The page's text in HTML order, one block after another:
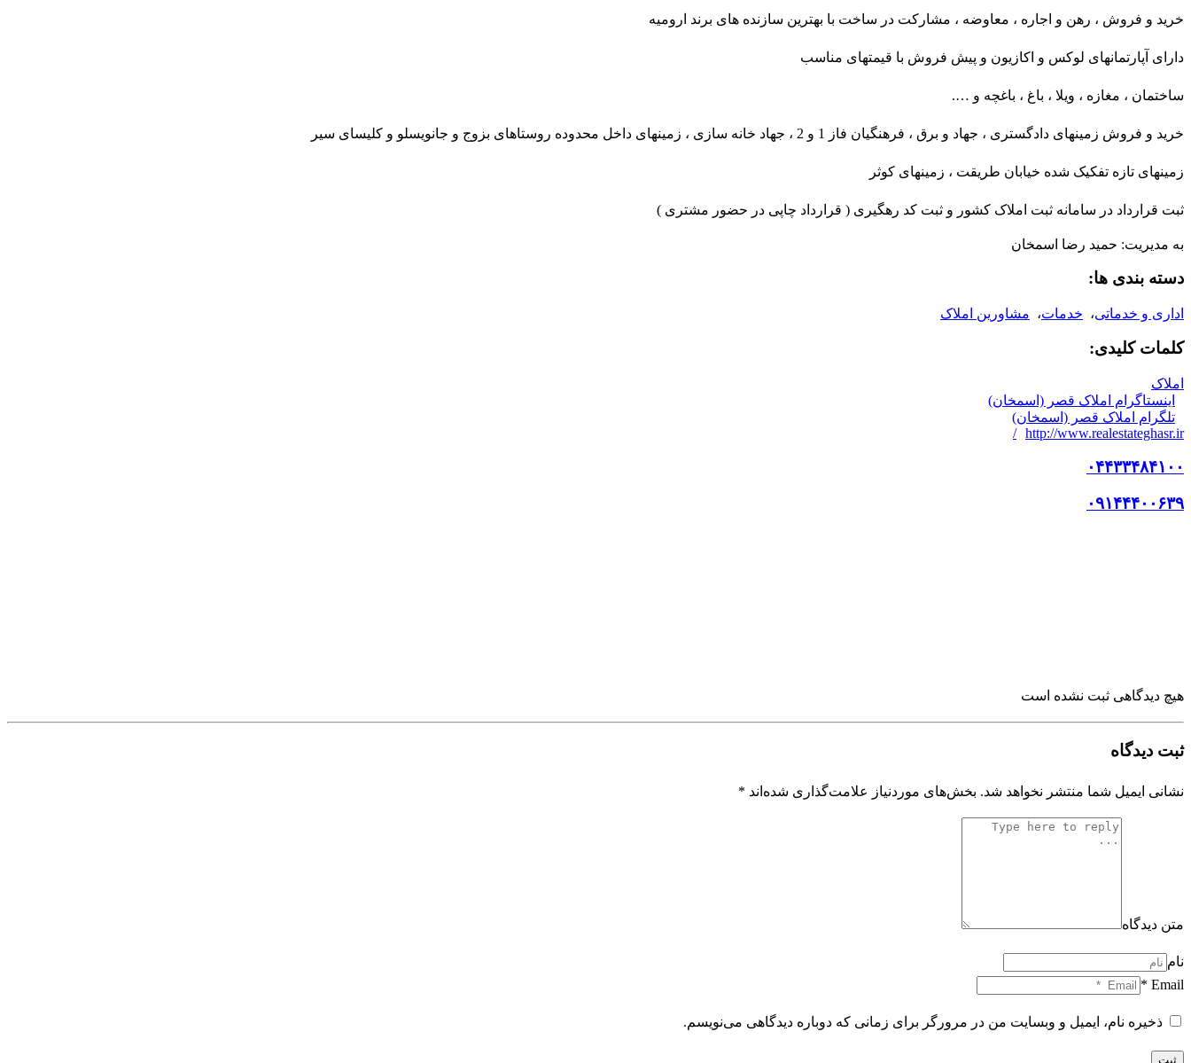
خرید و فروش ، رهن و اجاره ، معاوضه ، مشارکت در ساخت با بهترین سازنده های برند ارومیه
دارای آپارتمانهای لوکس و اکازیون و پیش فروش با قیمتهای مناسب
ساختمان ، مغازه ، ویلا ، باغ ، باغچه و ….
خرید و فروش زمینهای دادگستری ، جهاد و برق ، فرهنگیان فاز 1 و 2 ، جهاد خانه سازی ، زمینهای داخل محدوده روستاهای بزوج و جانویسلو و کلیسای سیر
زمینهای تازه تفکیک شده خیابان طریقت ، زمینهای کوثر
ثبت قرارداد در سامانه ثبت املاک کشور و ثبت کد رهگیری ( قرارداد چاپی در حضور مشتری )
به مدیریت: حمید رضا اسمخان
دسته بندی ها:
اداری و خدماتی، خدمات، مشاورین املاک
کلمات کلیدی:
املاک
اینستاگرام املاک قصر (اسمخان)
تلگرام املاک قصر (اسمخان)
http://www.realestateghasr.ir/
۰۴۴۳۳۴۸۴۱۰۰
۰۹۱۴۴۴۰۰۶۳۹
هیچ دیدگاهی ثبت نشده است
ثبت دیدگاه
نشانی ایمیل شما منتشر نخواهد شد. بخش‌های موردنیاز علامت‌گذاری شده‌اند *
متن دیدگاه
نام
Email *
ذخیره نام، ایمیل و وبسایت من در مرورگر برای زمانی که دوباره دیدگاهی می‌نویسم.
ثبت